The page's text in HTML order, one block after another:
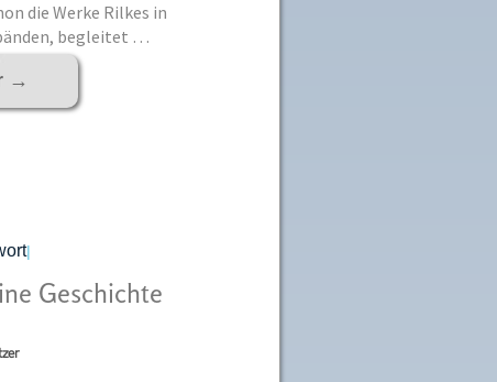
die Werke Rilkes in
begleitet …
→
|
Geschichte